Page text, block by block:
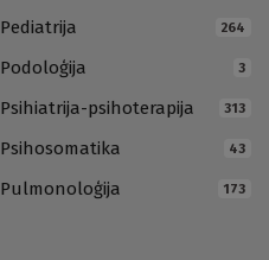
Pediatrija 264
Podoloģija 3
Psihiatrija-psihoterapija 313
Psihosomatika 43
Pulmonoloģija 173